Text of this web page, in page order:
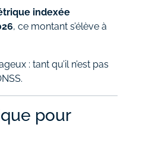
indexée
, ce montant s’élève à
: tant qu’il n’est pas
pour